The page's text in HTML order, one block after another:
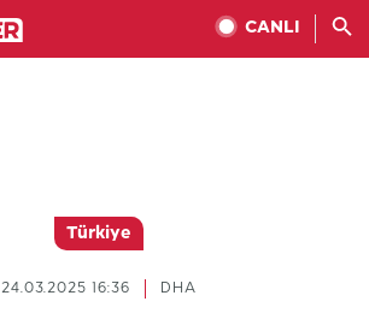
CANLI
Türkiye
DHA
24.03.2025 16:36